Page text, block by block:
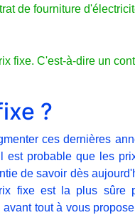
de fourniture
fixe. C'est-à-dire un
?
ces dernières
est probable que les
de savoir dès
fixe est la plus sûre
tout à vous